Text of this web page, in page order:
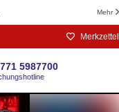
Mehr
Merkzettel
5987700